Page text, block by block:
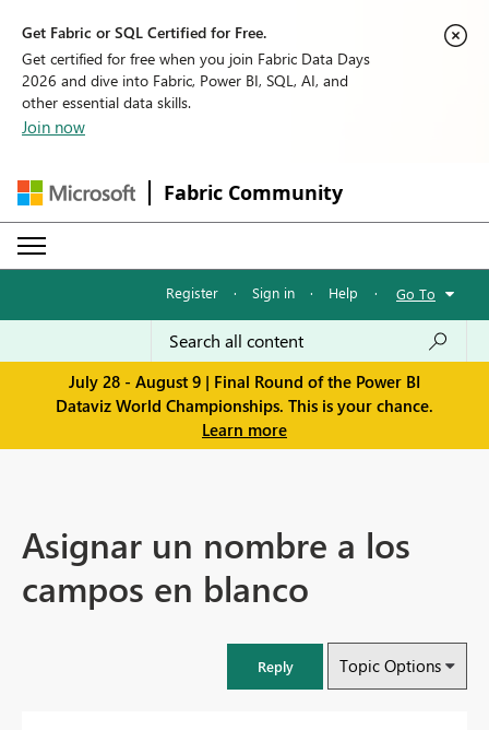
Get Fabric or SQL Certified for Free.
Get certified for free when you join Fabric Data Days
2026 and dive into Fabric, Power BI, SQL, AI, and
other essential data skills.
Join now
Fabric Community
Register · Sign in · Help · Go To
July 28 - August 9 | Final Round of the Power BI
Dataviz World Championships. This is your chance.
Learn more
Asignar un nombre a los
campos en blanco
Reply Topic Options